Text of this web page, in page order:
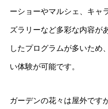
ーショーやマルシェ、キャ
ズラリーなど多彩な内容が
したプログラムが多いため
い体験が可能です。
ガーデンの花々は屋外です